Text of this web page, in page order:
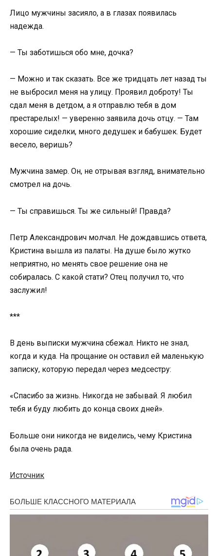
Лицо мужчины засияло, а в глазах появилась
надежда.
— Ты заботишься обо мне, дочка?
— Можно и так сказать. Все же тридцать лет назад ты
не выбросил меня на улицу. Проявил доброту! Ты
сдал меня в детдом, а я отправлю тебя в дом
престарелых! — уверенно заявила дочь отцу. — Там
хорошие сиделки, много дедушек и бабушек. Будет
весело, веришь?
Мужчина замер. Он, не отрывая взгляд, внимательно
смотрел на дочь.
— Ты справишься. Ты же сильный! Правда?
Петр Александрович молчал. Не дождавшись ответа,
Кристина вышла из палаты. На душе было жутко
неприятно, но менять свое решение она не
собиралась. С какой стати? Отец получил то, что
заслужил!
***
В день выписки мужчина сбежал. Никто не знал,
когда и куда. На прощание он оставил ей маленькую
записку, которую передал через медсестру:
«Спасибо за жизнь. Никогда не забывай. Я любил
тебя и буду любить до конца своих дней».
Больше они никогда не виделись, чему Кристина
была очень рада.
Источник